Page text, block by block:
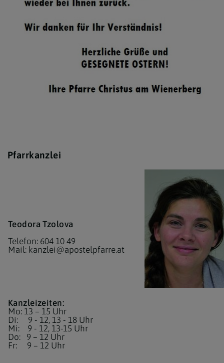
Pfarrkanzlei
Teodora Tzolova
Telefon: 604 10 49
Mail: kanzlei@apostelpfarre.at
Kanzleizeiten:
Mo: 13 – 15 Uhr
Di: 9 - 12, 13 - 18 Uhr
Mi: 9 - 12, 13-15 Uhr
Do: 9 – 12 Uhr
Fr: 9 – 12 Uhr